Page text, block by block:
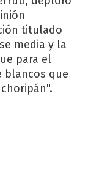
titulado
media y la
para el
blancos que